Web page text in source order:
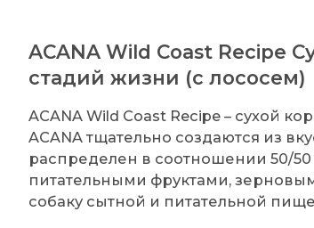
ACANA Wild Coast Recipe
стадий жизни (с лососем)
ACANA Wild Coast Recipe – сухой
ACANA тщательно создаются из
распределен в соотношении 50/
питательными фруктами,
собаку сытной и питательной